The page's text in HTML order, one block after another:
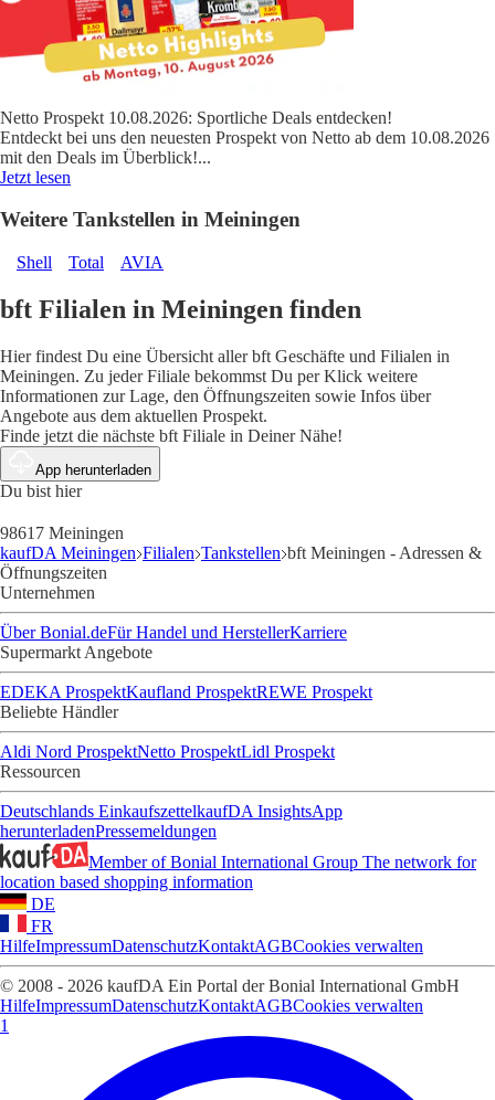
Netto Prospekt 10.08.2026: Sportliche Deals entdecken!
Entdeckt bei uns den neuesten Prospekt von Netto ab dem 10.08.2026
mit den Deals im Überblick!...
Jetzt lesen
Weitere Tankstellen in Meiningen
Shell Total AVIA
bft Filialen in Meiningen finden
Hier findest Du eine Übersicht aller bft Geschäfte und Filialen in
Meiningen. Zu jeder Filiale bekommst Du per Klick weitere
Informationen zur Lage, den Öffnungszeiten sowie Infos über
Angebote aus dem aktuellen Prospekt.
Finde jetzt die nächste bft Filiale in Deiner Nähe!
App herunterladen
Du bist hier
98617 Meiningen
kaufDA Meiningen Filialen Tankstellen bft Meiningen - Adressen &
Öffnungszeiten
Unternehmen
Über Bonial.deFür Handel und HerstellerKarriere
Supermarkt Angebote
EDEKA ProspektKaufland ProspektREWE Prospekt
Beliebte Händler
Aldi Nord ProspektNetto ProspektLidl Prospekt
Ressourcen
Deutschlands EinkaufszettelkaufDA InsightsApp
herunterladenPressemeldungen
Member of Bonial International Group The network for
location based shopping information
DE
FR
HilfeImpressumDatenschutzKontaktAGBCookies verwalten
© 2008 - 2026 kaufDA Ein Portal der Bonial International GmbH
HilfeImpressumDatenschutzKontaktAGBCookies verwalten
1